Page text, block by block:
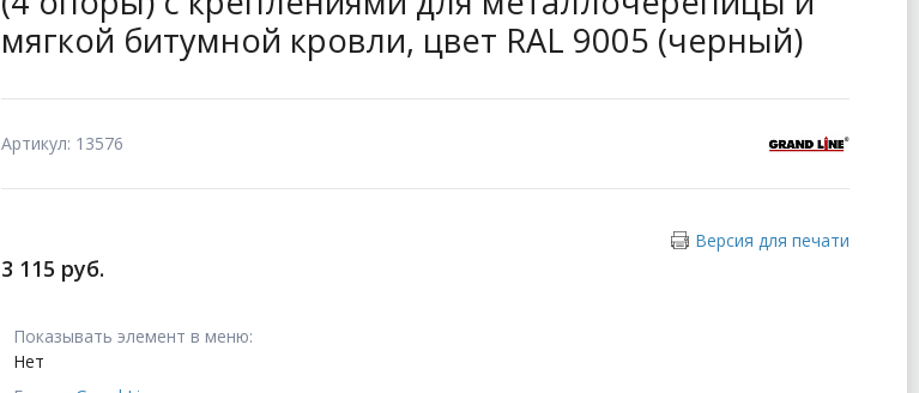
мягкой битумной кровли, цвет RAL 9005 (черный)
Артикул: 13576
Версия для печати
3 115 руб.
Показывать элемент в меню:
Нет